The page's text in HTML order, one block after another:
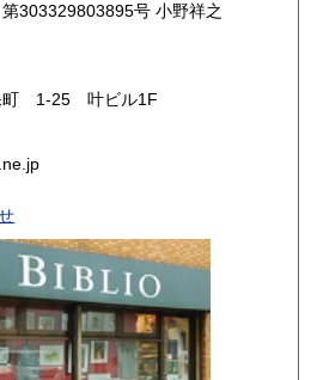
円
円
円 愛媛県
円 福岡県
円 長崎県
303329803895号 小野祥之
町 1-25 叶ビル1F